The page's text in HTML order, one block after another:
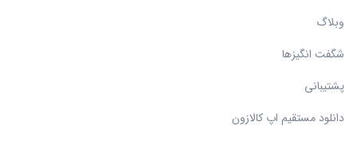
وبلاگ
شگفت انگیزها
پشتیبانی
دانلود مستقیم اپ کالازون